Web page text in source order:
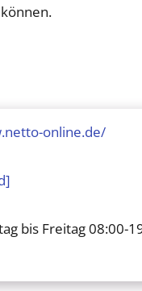
online.de/
bis Freitag 08:00-